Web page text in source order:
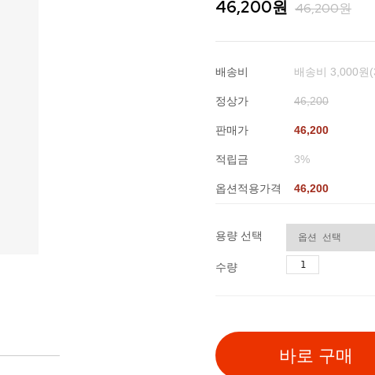
46,200원 46,200원
배송비 배송비 3,000원
정상가 46,200
판매가 46,200
적립금 3%
옵션적용가격 46,200
용량 선택
수량
바로 구매